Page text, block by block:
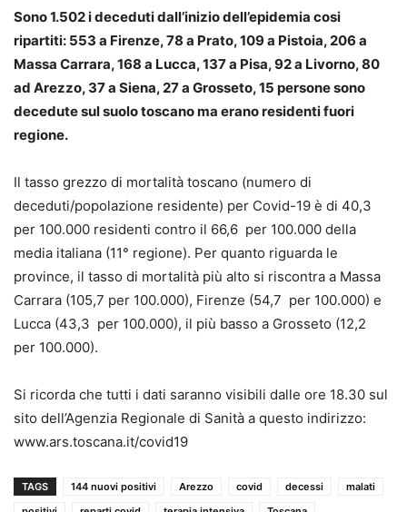
Sono 1.502 i deceduti dall’inizio dell’epidemia cosi
ripartiti: 553 a Firenze, 78 a Prato, 109 a Pistoia, 206 a
Massa Carrara, 168 a Lucca, 137 a Pisa, 92 a Livorno, 80
ad Arezzo, 37 a Siena, 27 a Grosseto, 15 persone sono
decedute sul suolo toscano ma erano residenti fuori
regione.
Il tasso grezzo di mortalità toscano (numero di
deceduti/popolazione residente) per Covid-19 è di 40,3
per 100.000 residenti contro il 66,6 per 100.000 della
media italiana (11° regione). Per quanto riguarda le
province, il tasso di mortalità più alto si riscontra a Massa
Carrara (105,7 per 100.000), Firenze (54,7 per 100.000) e
Lucca (43,3 per 100.000), il più basso a Grosseto (12,2
per 100.000).
Si ricorda che tutti i dati saranno visibili dalle ore 18.30 sul
sito dell’Agenzia Regionale di Sanità a questo indirizzo:
www.ars.toscana.it/covid19
TAGS 144 nuovi positivi Arezzo covid decessi
malati